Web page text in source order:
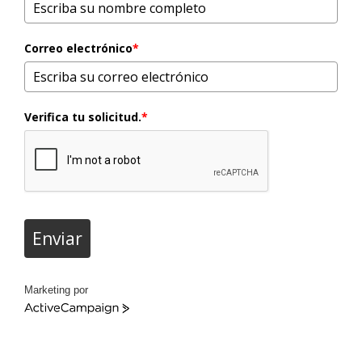
Correo electrónico*
Verifica tu solicitud.*
Enviar
Marketing por
ActiveCampaign